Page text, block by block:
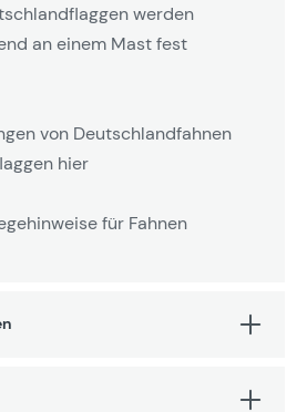
werden
an einem Mast fest
von Deutschlandfahnen
hier
für Fahnen